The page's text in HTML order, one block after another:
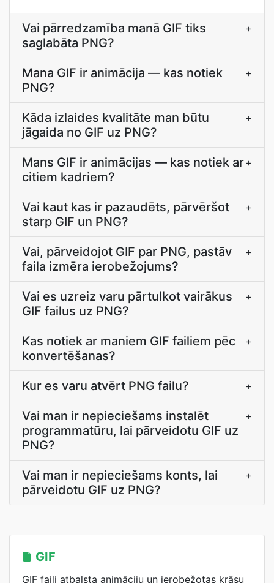
Vai pārredzamība manā GIF tiks
saglabāta PNG?
+
Mana GIF ir animācija — kas notiek
PNG?
+
Kāda izlaides kvalitāte man būtu
jāgaida no GIF uz PNG?
+
Mans GIF ir animācijas — kas notiek ar
citiem kadriem?
+
Vai kaut kas ir pazaudēts, pārvēršot
starp GIF un PNG?
+
Vai, pārveidojot GIF par PNG, pastāv
faila izmēra ierobežojums?
+
Vai es uzreiz varu pārtulkot vairākus
GIF failus uz PNG?
+
Kas notiek ar maniem GIF failiem pēc
konvertēšanas?
+
Kur es varu atvērt PNG failu? +
Vai man ir nepieciešams instalēt
programmatūru, lai pārveidotu GIF uz
PNG?
+
Vai man ir nepieciešams konts, lai
pārveidotu GIF uz PNG?
+
GIF
GIF faili atbalsta animāciju un ierobežotas krāsu